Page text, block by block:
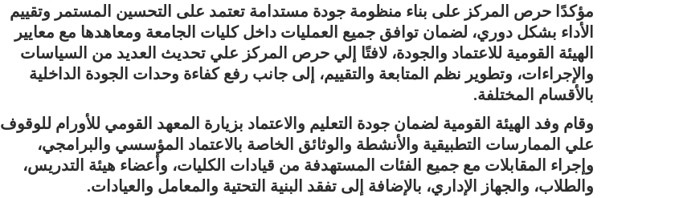
مؤكدًا حرص المركز على بناء منظومة جودة مستدامة تعتمد على التحسين المستمر وتقييم
الأداء بشكل دوري، لضمان توافق جميع العمليات داخل كليات الجامعة ومعاهدها مع معايير
الهيئة القومية للاعتماد والجودة، لافتًا إلي حرص المركز علي تحديث العديد من السياسات
والإجراءات، وتطوير نظم المتابعة والتقييم، إلى جانب رفع كفاءة وحدات الجودة الداخلية
بالأقسام المختلفة.
وقام وفد الهيئة القومية لضمان جودة التعليم والاعتماد بزيارة المعهد القومي للأورام للوقوف
علي الممارسات التطبيقية والأنشطة والوثائق الخاصة بالاعتماد المؤسسي والبرامجي،
وإجراء المقابلات مع جميع الفئات المستهدفة من قيادات الكليات، وأعضاء هيئة التدريس،
والطلاب، والجهاز الإداري، بالإضافة إلى تفقد البنية التحتية والمعامل والعيادات.